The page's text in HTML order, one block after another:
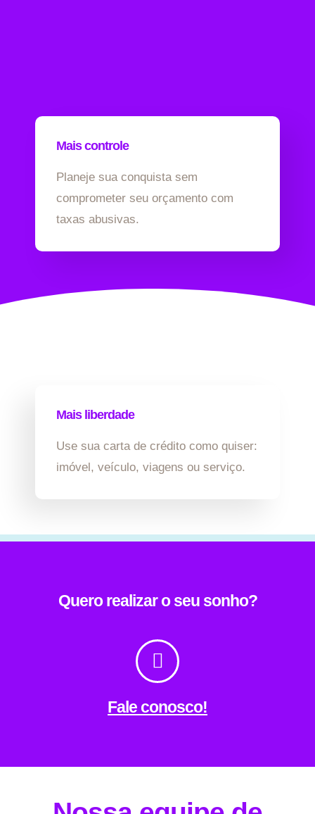
Mais controle
Planeje sua conquista sem
comprometer seu orçamento com
taxas abusivas.
Mais liberdade
Use sua carta de crédito como quiser:
imóvel, veículo, viagens ou serviço.
Quero realizar o seu sonho?
Fale conosco!